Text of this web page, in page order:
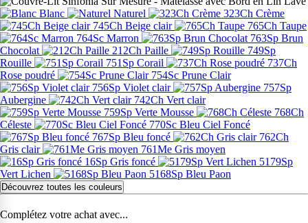
Blanc Naturel
323Ch Crème
745Ch Beige clair
765Ch Taupe
764Sc Marron
763Sp Brun
Chocolat
212Ch Paille
749Sp
Rouille
751Sp Corail
737Ch
Rose poudré
754Sc Prune Clair
756Sp Violet clair
757Sp
Aubergine
742Ch Vert clair
759Sp Verte Mousse
768Ch
Céleste
770Sc Bleu Ciel Foncé
767Sp Bleu foncé
762Ch
Gris clair
761Me Gris moyen
16Sp Gris foncé
5179Sp
Vert Lichen
5168Sp Bleu Paon
Découvrez toutes les couleurs
Complétez votre achat avec...